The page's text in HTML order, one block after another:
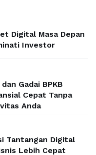
Digital Masa Depan
Investor
Gadai BPKB
Cepat Tanpa
Anda
Tantangan Digital
Lebih Cepat